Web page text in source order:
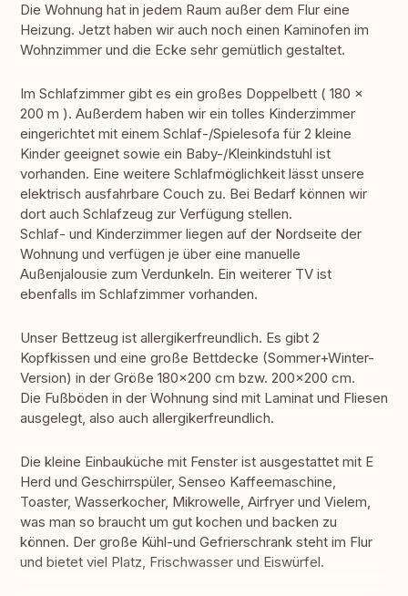
Die Wohnung hat in jedem Raum außer dem Flur eine
Heizung. Jetzt haben wir auch noch einen Kaminofen im
Wohnzimmer und die Ecke sehr gemütlich gestaltet.
Im Schlafzimmer gibt es ein großes Doppelbett ( 180 x
200 m ). Außerdem haben wir ein tolles Kinderzimmer
eingerichtet mit einem Schlaf-/Spielesofa für 2 kleine
Kinder geeignet sowie ein Baby-/Kleinkindstuhl ist
vorhanden. Eine weitere Schlafmöglichkeit lässt unsere
elektrisch ausfahrbare Couch zu. Bei Bedarf können wir
dort auch Schlafzeug zur Verfügung stellen.
Schlaf- und Kinderzimmer liegen auf der Nordseite der
Wohnung und verfügen je über eine manuelle
Außenjalousie zum Verdunkeln. Ein weiterer TV ist
ebenfalls im Schlafzimmer vorhanden.
Unser Bettzeug ist allergikerfreundlich. Es gibt 2
Kopfkissen und eine große Bettdecke (Sommer+Winter-
Version) in der Größe 180x200 cm bzw. 200x200 cm.
Die Fußböden in der Wohnung sind mit Laminat und Fliesen
ausgelegt, also auch allergikerfreundlich.
Die kleine Einbauküche mit Fenster ist ausgestattet mit E
Herd und Geschirrspüler, Senseo Kaffeemaschine,
Toaster, Wasserkocher, Mikrowelle, Airfryer und Vielem,
was man so braucht um gut kochen und backen zu
können. Der große Kühl-und Gefrierschrank steht im Flur
und bietet viel Platz, Frischwasser und Eiswürfel.